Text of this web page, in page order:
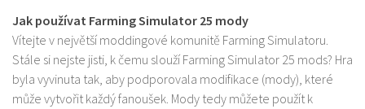
Jak používat Farming Simulator 25 mody
Vítejte v největší moddingové komunitě Farming Simulatoru.
Stále si nejste jisti, k čemu slouží Farming Simulator 25 mods? Hra
byla vyvinuta tak, aby podporovala modifikace (mody), které
může vytvořit každý fanoušek. Mody tedy můžete použít k